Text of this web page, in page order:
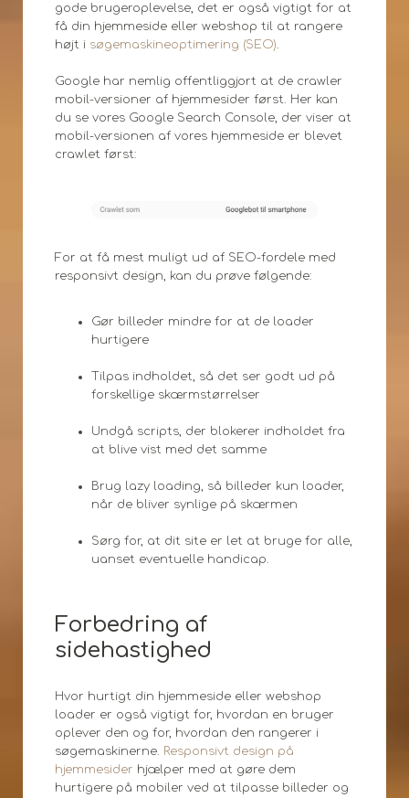
gode brugeroplevelse, det er også vigtigt for at
få din hjemmeside eller webshop til at rangere
højt i søgemaskineoptimering (SEO).
Google har nemlig offentliggjort at de crawler
mobil-versioner af hjemmesider først. Her kan
du se vores Google Search Console, der viser at
mobil-versionen af vores hjemmeside er blevet
crawlet først:
For at få mest muligt ud af SEO-fordele med
responsivt design, kan du prøve følgende:
Gør billeder mindre for at de loader
hurtigere
Tilpas indholdet, så det ser godt ud på
forskellige skærmstørrelser
Undgå scripts, der blokerer indholdet fra
at blive vist med det samme
Brug lazy loading, så billeder kun loader,
når de bliver synlige på skærmen
Sørg for, at dit site er let at bruge for alle,
uanset eventuelle handicap.
Forbedring af
sidehastighed
Hvor hurtigt din hjemmeside eller webshop
loader er også vigtigt for, hvordan en bruger
oplever den og for, hvordan den rangerer i
søgemaskinerne. Responsivt design på
hjemmesider hjælper med at gøre dem
hurtigere på mobiler ved at tilpasse billeder og